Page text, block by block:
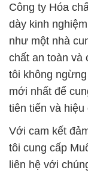
Công ty Hóa
dày kinh
như một nhà
chất an toàn và
tôi không
mới nhất để
tiên tiến và hiệu
Với cam kết
tôi cung cấp
liên hệ với